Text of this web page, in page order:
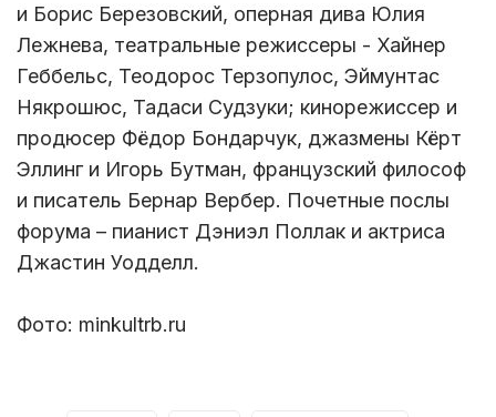
и Борис Березовский, оперная дива Юлия
Лежнева, театральные режиссеры - Хайнер
Геббельс, Теодорос Терзопулос, Эймунтас
Някрошюс, Тадаси Судзуки; кинорежиссер и
продюсер Фёдор Бондарчук, джазмены Кёрт
Эллинг и Игорь Бутман, французский философ
и писатель Бернар Вербер. Почетные послы
форума – пианист Дэниэл Поллак и актриса
Джастин Уодделл.
Фото: minkultrb.ru